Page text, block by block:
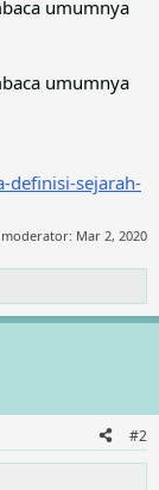
umumnya
umumnya
definisi-sejarah-
Mar 2, 2020
#2